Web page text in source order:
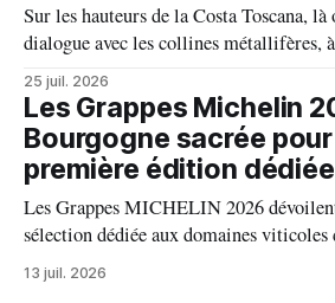
Sur les hauteurs de la Costa Toscana,
dialogue avec les collines métallifères,
portes de Bolgheri, Caiarossa cultive
vin, celle d'un équilibre vivant entre la
temps.
25 juil. 2026
Les Grappes Michelin
Bourgogne sacrée
première édition
Les Grappes MICHELIN 2026
sélection dédiée aux domaines viticoles
distinguant 94 propriétés pour
palmarès : 9 domaines reçoivent trois
13 juil. 2026